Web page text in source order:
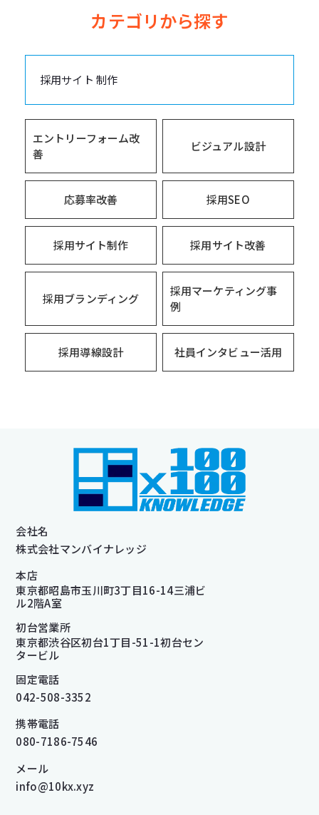
カテゴリから探す
採用サイト 制作
エントリーフォーム改
善
ビジュアル設計
応募率改善 採用SEO
採用サイト制作 採用サイト改善
採用ブランディング
採用マーケティング事
例
採用導線設計 社員インタビュー活用
会社名
株式会社マンバイナレッジ
本店
東京都昭島市玉川町3丁目16-14三浦ビ
ル2階A室
初台営業所
東京都渋谷区初台1丁目-51-1初台セン
タービル
固定電話
042-508-3352
携帯電話
080-7186-7546
メール
info@10kx.xyz